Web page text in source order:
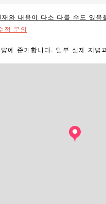
와 내용이 다소 다를 수도 있음
정 문의
에 준거합니다. 일부 실제 지명